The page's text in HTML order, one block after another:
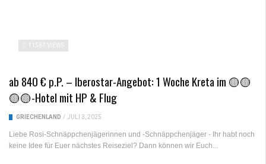
11567 VIEWS
ab 840 € p.P. – Iberostar-Angebot: 1 Woche Kreta im 🟡🟡
🟡🟡-Hotel mit HP & Flug
GRIECHENLAND / JULI 3, 2025
Liebe Rosi-Schnäppchenjägerinnen und -Schnäppchenjäger - Ihr habt noch
keine Idee für Euer nächstes Reiseziel? Dann können wir Euch...